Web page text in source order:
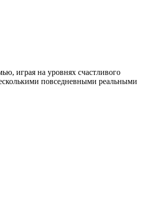
играя на уровнях счастливого
повседневными реальными